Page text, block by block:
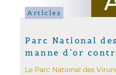
Articles
Parc National
manne d’or
Le Parc National des